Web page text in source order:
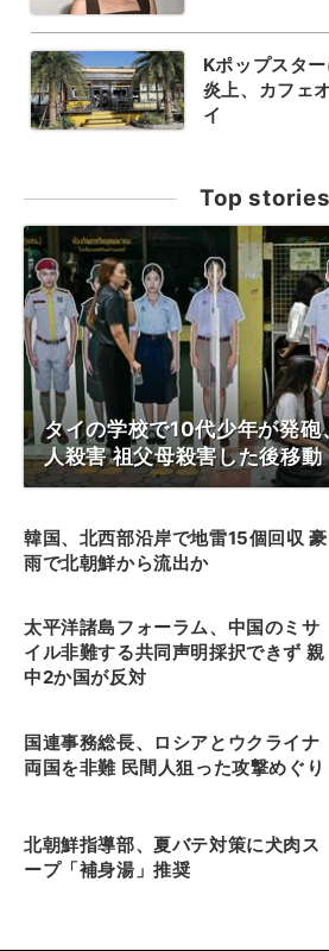
Kポップスタ
炎上、カフェ
イ
Top stories
タイの学校で10代少年が発
人殺害 祖父母殺害した後移動
韓国、北西部沿岸で地雷15個回収 豪
雨で北朝鮮から流出か
太平洋諸島フォーラム、中国のミサ
イル非難する共同声明採択できず 親
中2か国が反対
国連事務総長、ロシアとウクライナ
両国を非難 民間人狙った攻撃めぐり
北朝鮮指導部、夏バテ対策に犬肉ス
ープ「補身湯」推奨